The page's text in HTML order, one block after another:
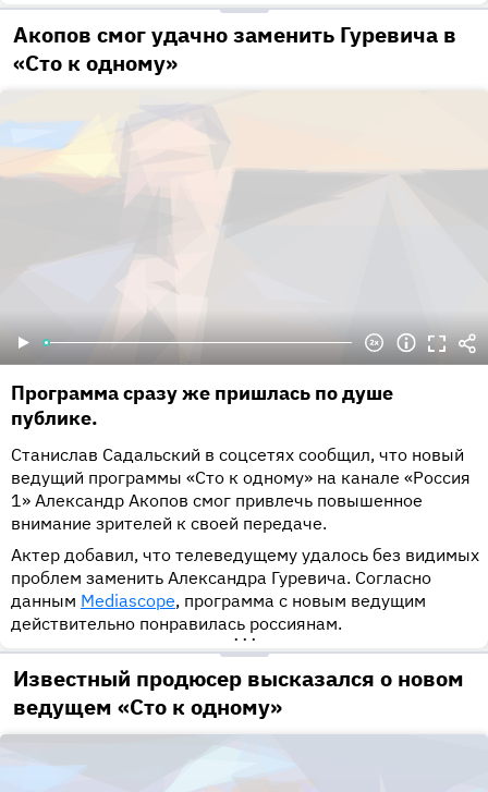
Акопов смог удачно заменить Гуревича в
«Сто к одному»
Программа сразу же пришлась по душе
публике.
Станислав Садальский в соцсетях сообщил, что новый
ведущий программы «Сто к одному» на канале «Россия
1» Александр Акопов смог привлечь повышенное
внимание зрителей к своей передаче.
Актер добавил, что телеведущему удалось без видимых
проблем заменить Александра Гуревича. Согласно
данным Mediascope, программа с новым ведущим
действительно понравилась россиянам.
•••
Известный продюсер высказался о новом
ведущем «Сто к одному»